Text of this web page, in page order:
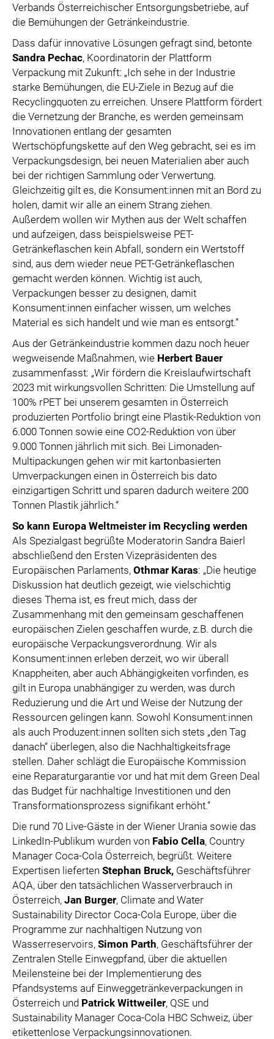
Verbands Österreichischer Entsorgungsbetriebe, auf
die Bemühungen der Getränkeindustrie.
Dass dafür innovative Lösungen gefragt sind, betonte
Sandra Pechac, Koordinatorin der Plattform
Verpackung mit Zukunft: „Ich sehe in der Industrie
starke Bemühungen, die EU-Ziele in Bezug auf die
Recyclingquoten zu erreichen. Unsere Plattform fördert
die Vernetzung der Branche, es werden gemeinsam
Innovationen entlang der gesamten
Wertschöpfungskette auf den Weg gebracht, sei es im
Verpackungsdesign, bei neuen Materialien aber auch
bei der richtigen Sammlung oder Verwertung.
Gleichzeitig gilt es, die Konsument:innen mit an Bord zu
holen, damit wir alle an einem Strang ziehen.
Außerdem wollen wir Mythen aus der Welt schaffen
und aufzeigen, dass beispielsweise PET-
Getränkeflaschen kein Abfall, sondern ein Wertstoff
sind, aus dem wieder neue PET-Getränkeflaschen
gemacht werden können. Wichtig ist auch,
Verpackungen besser zu designen, damit
Konsument:innen einfacher wissen, um welches
Material es sich handelt und wie man es entsorgt.“
Aus der Getränkeindustrie kommen dazu noch heuer
wegweisende Maßnahmen, wie Herbert Bauer
zusammenfasst: „Wir fördern die Kreislaufwirtschaft
2023 mit wirkungsvollen Schritten: Die Umstellung auf
100% rPET bei unserem gesamten in Österreich
produzierten Portfolio bringt eine Plastik-Reduktion von
6.000 Tonnen sowie eine CO2-Reduktion von über
9.000 Tonnen jährlich mit sich. Bei Limonaden-
Multipackungen gehen wir mit kartonbasierten
Umverpackungen einen in Österreich bis dato
einzigartigen Schritt und sparen dadurch weitere 200
Tonnen Plastik jährlich.“
So kann Europa Weltmeister im Recycling werden
Als Spezialgast begrüßte Moderatorin Sandra Baierl
abschließend den Ersten Vizepräsidenten des
Europäischen Parlaments, Othmar Karas: „Die heutige
Diskussion hat deutlich gezeigt, wie vielschichtig
dieses Thema ist, es freut mich, dass der
Zusammenhang mit den gemeinsam geschaffenen
europäischen Zielen geschaffen wurde, z.B. durch die
europäische Verpackungsverordnung. Wir als
Konsument:innen erleben derzeit, wo wir überall
Knappheiten, aber auch Abhängigkeiten vorfinden, es
gilt in Europa unabhängiger zu werden, was durch
Reduzierung und die Art und Weise der Nutzung der
Ressourcen gelingen kann. Sowohl Konsument:innen
als auch Produzent:innen sollten sich stets „den Tag
danach“ überlegen, also die Nachhaltigkeitsfrage
stellen. Daher schlägt die Europäische Kommission
eine Reparaturgarantie vor und hat mit dem Green Deal
das Budget für nachhaltige Investitionen und den
Transformationsprozess signifikant erhöht.“
Die rund 70 Live-Gäste in der Wiener Urania sowie das
LinkedIn-Publikum wurden von Fabio Cella, Country
Manager Coca-Cola Österreich, begrüßt. Weitere
Expertisen lieferten Stephan Bruck, Geschäftsführer
AQA, über den tatsächlichen Wasserverbrauch in
Österreich, Jan Burger, Climate and Water
Sustainability Director Coca-Cola Europe, über die
Programme zur nachhaltigen Nutzung von
Wasserreservoirs, Simon Parth, Geschäftsführer der
Zentralen Stelle Einwegpfand, über die aktuellen
Meilensteine bei der Implementierung des
Pfandsystems auf Einweggetränkeverpackungen in
Österreich und Patrick Wittweiler, QSE und
Sustainability Manager Coca-Cola HBC Schweiz, über
etikettenlose Verpackungsinnovationen.